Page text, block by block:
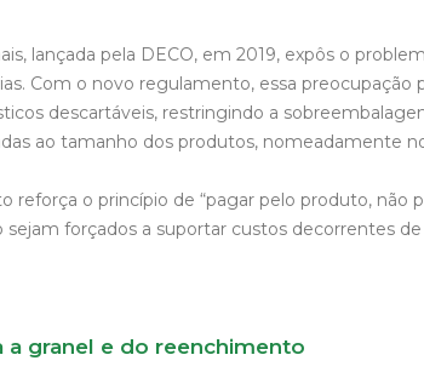
lançada pela DECO, em 2019, expôs o
Com o novo regulamento, essa preocupação
descartáveis, restringindo a
ao tamanho dos produtos, nomeadamente
reforça o princípio de “pagar pelo produto, não
sejam forçados a suportar custos decorrentes
a granel e do reenchimento